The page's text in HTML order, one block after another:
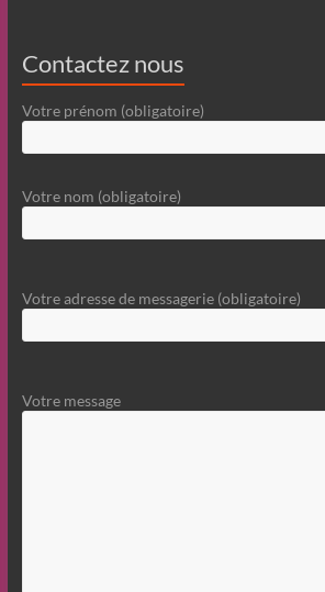
Contactez nous
Votre prénom (obligatoire)
Votre nom (obligatoire)
Votre adresse de messagerie (obligatoire)
Votre message